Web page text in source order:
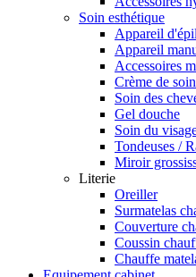
Soin esthétique
Appareil
Appareil
Accessoires
Crème de soin
Soin des
Gel douche
Soin du
Tondeuses /
Miroir
Literie
Oreiller
Surmatelas
Couverture
Coussin
Chauffe